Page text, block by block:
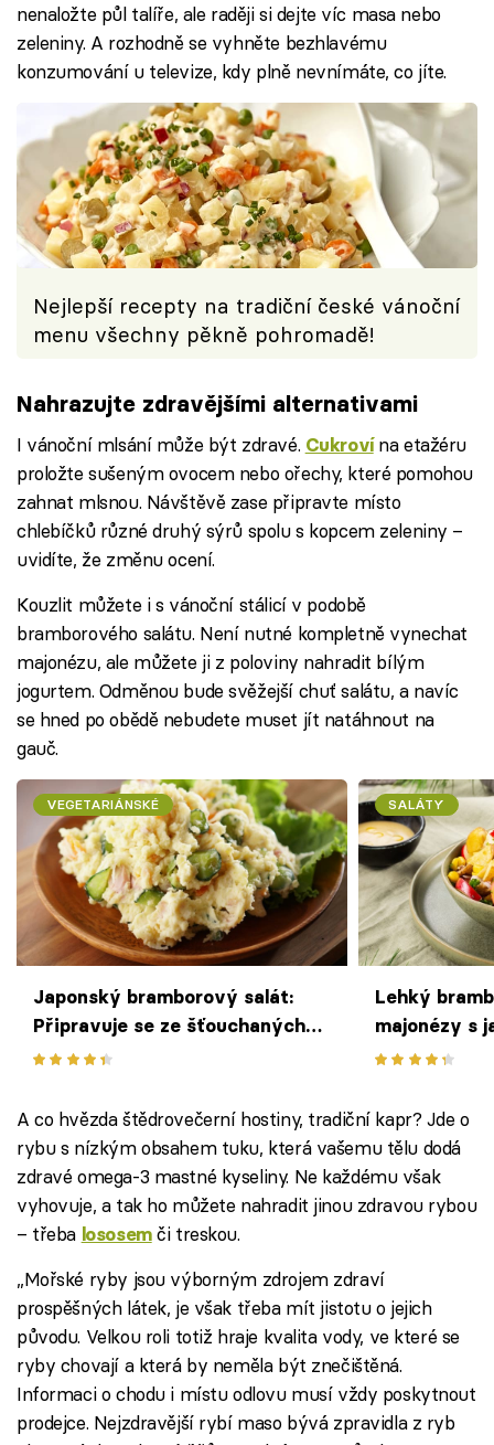
nenaložte půl talíře, ale raději si dejte víc masa nebo
zeleniny. A rozhodně se vyhněte bezhlavému
konzumování u televize, kdy plně nevnímáte, co jíte.
Nejlepší recepty na tradiční české vánoční
menu všechny pěkně pohromadě!
Nahrazujte zdravějšími alternativami
I vánoční mlsání může být zdravé. Cukrovína etažéru
proložte sušeným ovocem nebo ořechy, které pomohou
zahnat mlsnou. Návštěvě zase připravte místo
chlebíčků různé druhý sýrů spolu s kopcem zeleniny –
uvidíte, že změnu ocení.
Kouzlit můžete i s vánoční stálicí v podobě
bramborového salátu. Není nutné kompletně vynechat
majonézu, ale můžete ji z poloviny nahradit bílým
jogurtem. Odměnou bude svěžejší chuť salátu, a navíc
se hned po obědě nebudete muset jít natáhnout na
gauč.
VEGETARIÁNSKÉ
Japonský bramborový salát:
Připravuje se ze šťouchaných
brambor s křupavou zeleninou
SALÁTY
Lehký
majonézy s
A co hvězda štědrovečerní hostiny, tradiční kapr? Jde o
rybu s nízkým obsahem tuku, která vašemu tělu dodá
zdravé omega-3 mastné kyseliny. Ne každému však
vyhovuje, a tak ho můžete nahradit jinou zdravou rybou
– třeba lososemči treskou.
„Mořské ryby jsou výborným zdrojem zdraví
prospěšných látek, je však třeba mít jistotu o jejich
původu. Velkou roli totiž hraje kvalita vody, ve které se
ryby chovají a která by neměla být znečištěná.
Informaci o chodu i místu odlovu musí vždy poskytnout
prodejce. Nejzdravější rybí maso bývá zpravidla z ryb